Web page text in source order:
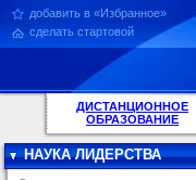
добавить в «Избранное»
сделать стартовой
ДИСТАНЦИОННОЕ
ОБРАЗОВАНИЕ
НАУКА ЛИДЕРСТВА